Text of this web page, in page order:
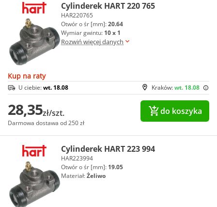
Cylinderek HART 220 765
HAR220765
Otwór o śr [mm]:20.64
Wymiar gwintu: 10 x 1
Rozwiń więcej danych
Kup na raty
Kraków:wt. 18.08
U ciebie:wt. 18.08
28,35zł/szt.
Darmowa dostawa od 250 zł
do koszyka
Cylinderek HART 223 994
HAR223994
Otwór o śr [mm]: 19.05
Materiał:Żeliwo